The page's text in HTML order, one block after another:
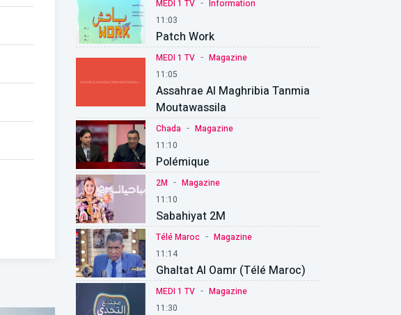
MEDI 1 TV
Information
11:03
Patch Work
MEDI 1 TV - Magazine
11:05
Assahrae Al Maghribia Tanmia
Moutawassila
Chada - Magazine
11:10
Polémique
2M - Magazine
11:10
Sabahiyat 2M
Télé Maroc - Magazine
11:14
Ghaltat Al Oamr (Télé Maroc)
MEDI 1 TV - Magazine
11:30